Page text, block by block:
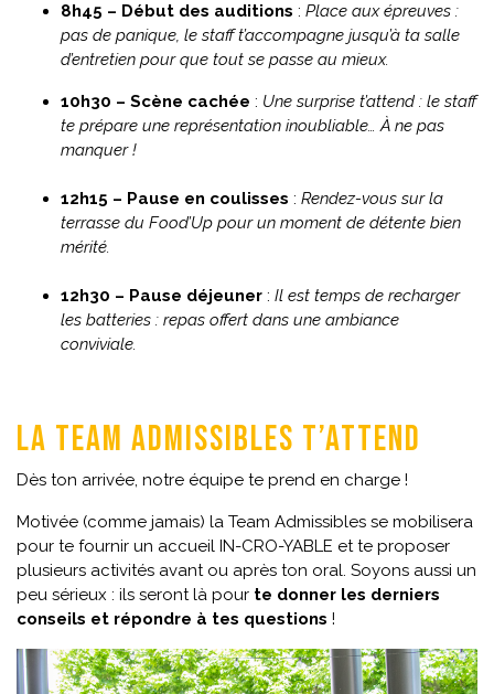
8h45 – Début des auditions : Place aux épreuves :
pas de panique, le staff t’accompagne jusqu’à ta salle
d’entretien pour que tout se passe au mieux.
10h30 – Scène cachée : Une surprise t’attend : le staff
te prépare une représentation inoubliable… À ne pas
manquer !
12h15 – Pause en coulisses : Rendez-vous sur la
terrasse du Food’Up pour un moment de détente bien
mérité.
12h30 – Pause déjeuner : Il est temps de recharger
les batteries : repas offert dans une ambiance
conviviale.
LA TEAM ADMISSIBLES t’attend
Dès ton arrivée, notre équipe te prend en charge !
Motivée (comme jamais) la Team Admissibles se mobilisera
pour te fournir un accueil IN-CRO-YABLE et te proposer
plusieurs activités avant ou après ton oral. Soyons aussi un
peu sérieux : ils seront là pour te donner les derniers
conseils et répondre à tes questions !